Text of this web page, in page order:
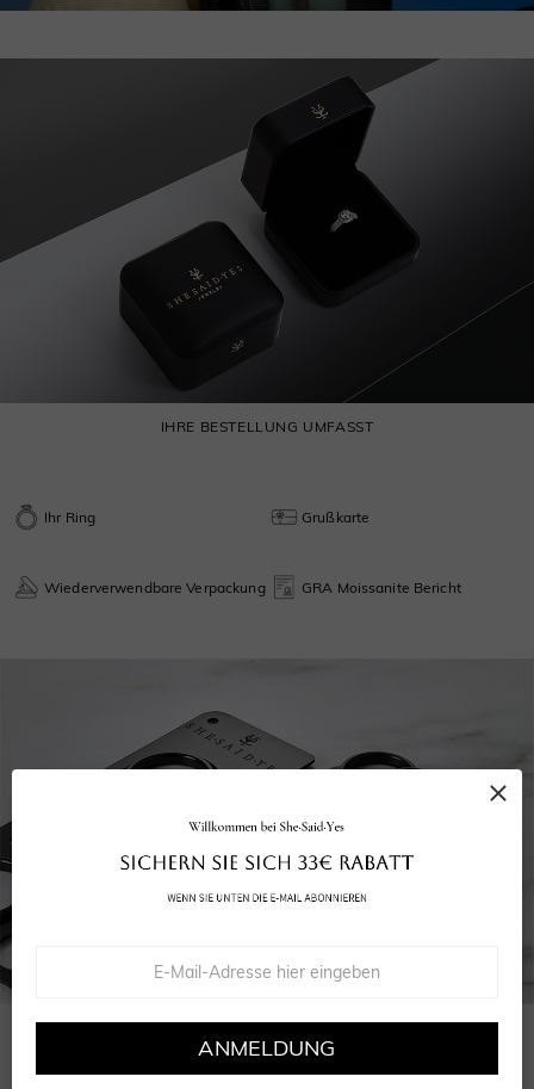
IHRE BESTELLUNG UMFASST
Ihr Ring Grußkarte
Wiederverwendbare Verpackung GRA Moissanite Bericht
WÄHLEN SIE DIE RICHTIGE GRÖSSE
Unser kostenloser Größenmesser stellt sicher, dass Ihr Ring perfekt passt.
ANMELDUNG